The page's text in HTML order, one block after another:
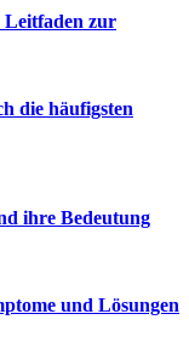
Leitfaden zur
die häufigsten
ihre Bedeutung
und Lösungen